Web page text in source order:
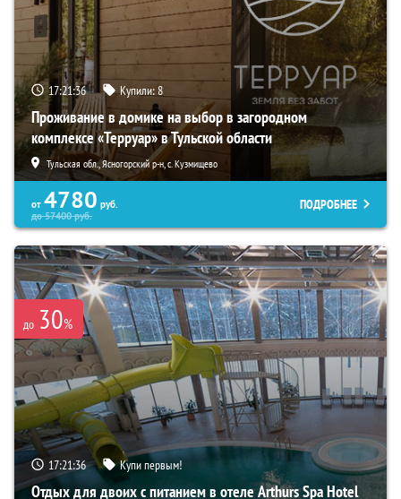
17:21:35 Купили:8
Проживание в домике на выбор в загородном
комплексе «Терруар» в Тульской области
Тульская обл., Ясногорский р-н, с. Кузмищево
от 4780 руб.
до57400руб.
ПОДРОБНЕЕ
до 30%
17:21:35 Купи первым!
Отдых для двоих с питанием в отеле Arthurs Spa Hotel